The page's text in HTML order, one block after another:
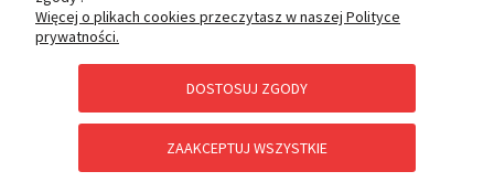
PŁATNOŚCI I DOSTAWA
POMOC
Więcej o plikach cookies przeczytasz w naszej Polityce
prywatności.
DOSTOSUJ ZGODY
ZAAKCEPTUJ WSZYSTKIE